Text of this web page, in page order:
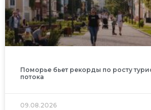
Поморье бьет рекорды по росту
потока
09.08.2026